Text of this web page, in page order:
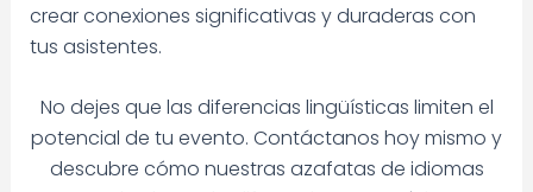
crear conexiones significativas y duraderas con
tus asistentes.
No dejes que las diferencias lingüísticas limiten el
potencial de tu evento. Contáctanos hoy mismo y
descubre cómo nuestras azafatas de idiomas